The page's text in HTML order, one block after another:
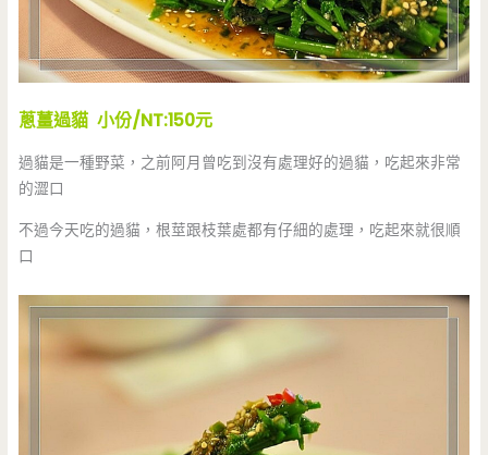
蔥薑過貓 小份/NT:150元
過貓是一種野菜，之前阿月曾吃到沒有處理好的過貓，吃起來非常
的澀口
不過今天吃的過貓，根莖跟枝葉處都有仔細的處理，吃起來就很順
口